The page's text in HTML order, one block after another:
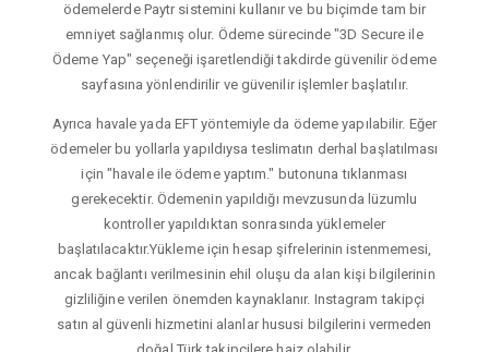
ödemelerde Paytr sistemini kullanır ve bu biçimde tam bir
emniyet sağlanmış olur. Ödeme sürecinde "3D Secure ile
Ödeme Yap" seçeneği işaretlendiği takdirde güvenilir ödeme
sayfasına yönlendirilir ve güvenilir işlemler başlatılır.
Ayrıca havale yada EFT yöntemiyle da ödeme yapılabilir. Eğer
ödemeler bu yollarla yapıldıysa teslimatın derhal başlatılması
için "havale ile ödeme yaptım." butonuna tıklanması
gerekecektir. Ödemenin yapıldığı mevzusunda lüzumlu
kontroller yapıldıktan sonrasında yüklemeler
başlatılacaktır.Yükleme için hesap şifrelerinin istenmemesi,
ancak bağlantı verilmesinin ehil oluşu da alan kişi bilgilerinin
gizliliğine verilen önemden kaynaklanır. Instagram takipçi
satın al güvenli hizmetini alanlar hususi bilgilerini vermeden